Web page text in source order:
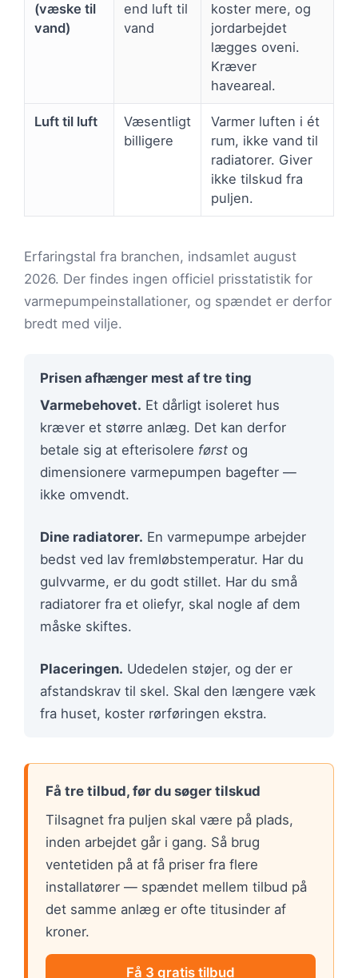
(væske til
vand)
end luft til
vand
koster mere, og
jordarbejdet
lægges oveni.
Kræver
haveareal.
Luft til luft
Væsentligt
billigere
Varmer luften i ét
rum, ikke vand til
radiatorer. Giver
ikke tilskud fra
puljen.
Erfaringstal fra branchen, indsamlet august
2026. Der findes ingen officiel prisstatistik for
varmepumpeinstallationer, og spændet er derfor
bredt med vilje.
Prisen afhænger mest af tre ting
Varmebehovet. Et dårligt isoleret hus
kræver et større anlæg. Det kan derfor
betale sig at efterisolere først og
dimensionere varmepumpen bagefter —
ikke omvendt.
Dine radiatorer. En varmepumpe arbejder
bedst ved lav fremløbstemperatur. Har du
gulvvarme, er du godt stillet. Har du små
radiatorer fra et oliefyr, skal nogle af dem
måske skiftes.
Placeringen. Udedelen støjer, og der er
afstandskrav til skel. Skal den længere væk
fra huset, koster rørføringen ekstra.
Få tre tilbud, før du søger tilskud
Tilsagnet fra puljen skal være på plads,
inden arbejdet går i gang. Så brug
ventetiden på at få priser fra flere
installatører — spændet mellem tilbud på
det samme anlæg er ofte titusinder af
kroner.
Få 3 gratis tilbud